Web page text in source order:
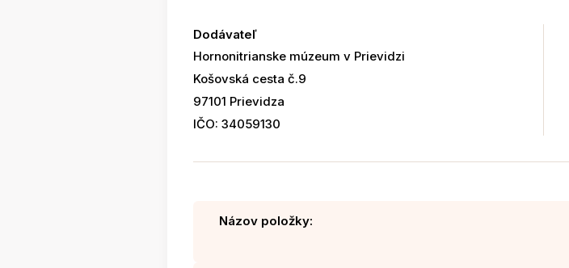
Dodávateľ
Hornonitrianske múzeum v Prievidzi
Košovská cesta č.9
97101 Prievidza
IČO: 34059130
Názov položky: